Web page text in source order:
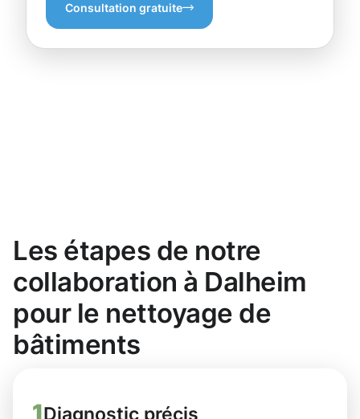
Consultation gratuite
Les étapes de notre
collaboration à Dalheim
pour le nettoyage de
bâtiments
1Diagnostic précis